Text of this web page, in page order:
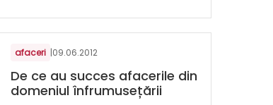
afaceri |09.06.2012
De ce au succes afacerile din
domeniul înfrumusețării